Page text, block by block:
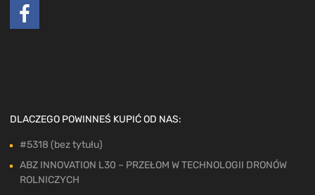
DLACZEGO POWINNEŚ KUPIĆ OD NAS:
#5318 (bez tytułu)
ABZ INNOVATION L30 – PRZEŁOM W TECHNOLOGII DRONÓW
ROLNICZYCH